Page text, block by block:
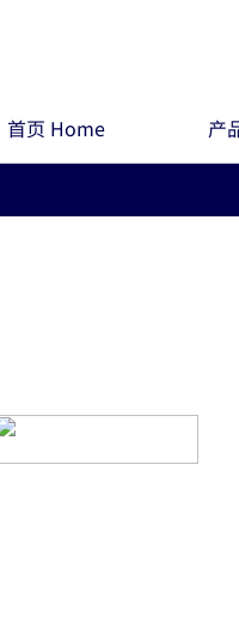
首页 Home 产